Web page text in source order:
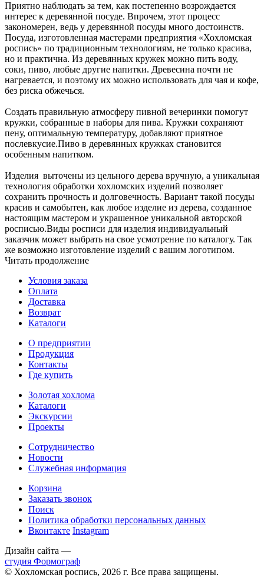
Приятно наблюдать за тем, как постепенно возрождается
интерес к деревянной посуде. Впрочем, этот процесс
закономерен, ведь у деревянной посуды много достоинств.
Посуда, изготовленная мастерами предприятия «Хохломская
роспись» по традиционным технологиям, не только красива,
но и практична. Из деревянных кружек можно пить воду,
соки, пиво, любые другие напитки. Древесина почти не
нагревается, и поэтому их можно использовать для чая и кофе,
без риска обжечься.
Создать правильную атмосферу пивной вечеринки помогут
кружки, собранные в наборы для пива. Кружки сохраняют
пену, оптимальную температуру, добавляют приятное
послевкусие.Пиво в деревянных кружках становится
особенным напитком.
Изделия выточены из цельного дерева вручную, а уникальная
технология обработки хохломских изделий позволяет
сохранить прочность и долговечность. Вариант такой посуды
красив и самобытен, как любое изделие из дерева, созданное
настоящим мастером и украшенное уникальной авторской
росписью.Виды росписи для изделия индивидуальный
заказчик может выбрать на свое усмотрение по каталогу. Так
же возможно изготовление изделий с вашим логотипом.
Читать продолжение
Условия заказа
Оплата
Доставка
Возврат
Каталоги
О предприятии
Продукция
Контакты
Где купить
Золотая хохлома
Каталоги
Экскурсии
Проекты
Сотрудничество
Новости
Служебная информация
Корзина
Заказать звонок
Поиск
Политика обработки персональных данных
Вконтакте Instagram
Дизайн сайта —
студия Формограф
© Хохломская роспись, 2026 г. Все права защищены.